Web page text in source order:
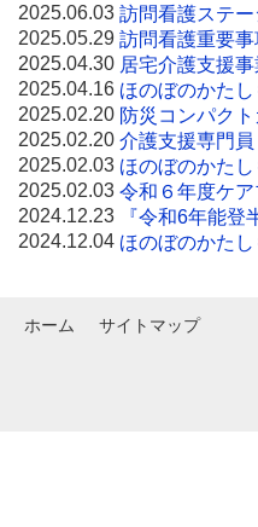
2025.06.03 訪問看護ステ
2025.05.29 訪問看護重要
2025.04.30 居宅介護支援
2025.04.16 ほのぼのかた
2025.02.20 防災コンパク
2025.02.20 介護支援専門
2025.02.03 ほのぼのかた
2025.02.03 令和６年度ケ
2024.12.23
『令和6年能
2024.12.04 ほのぼのかた
ホーム サイトマップ